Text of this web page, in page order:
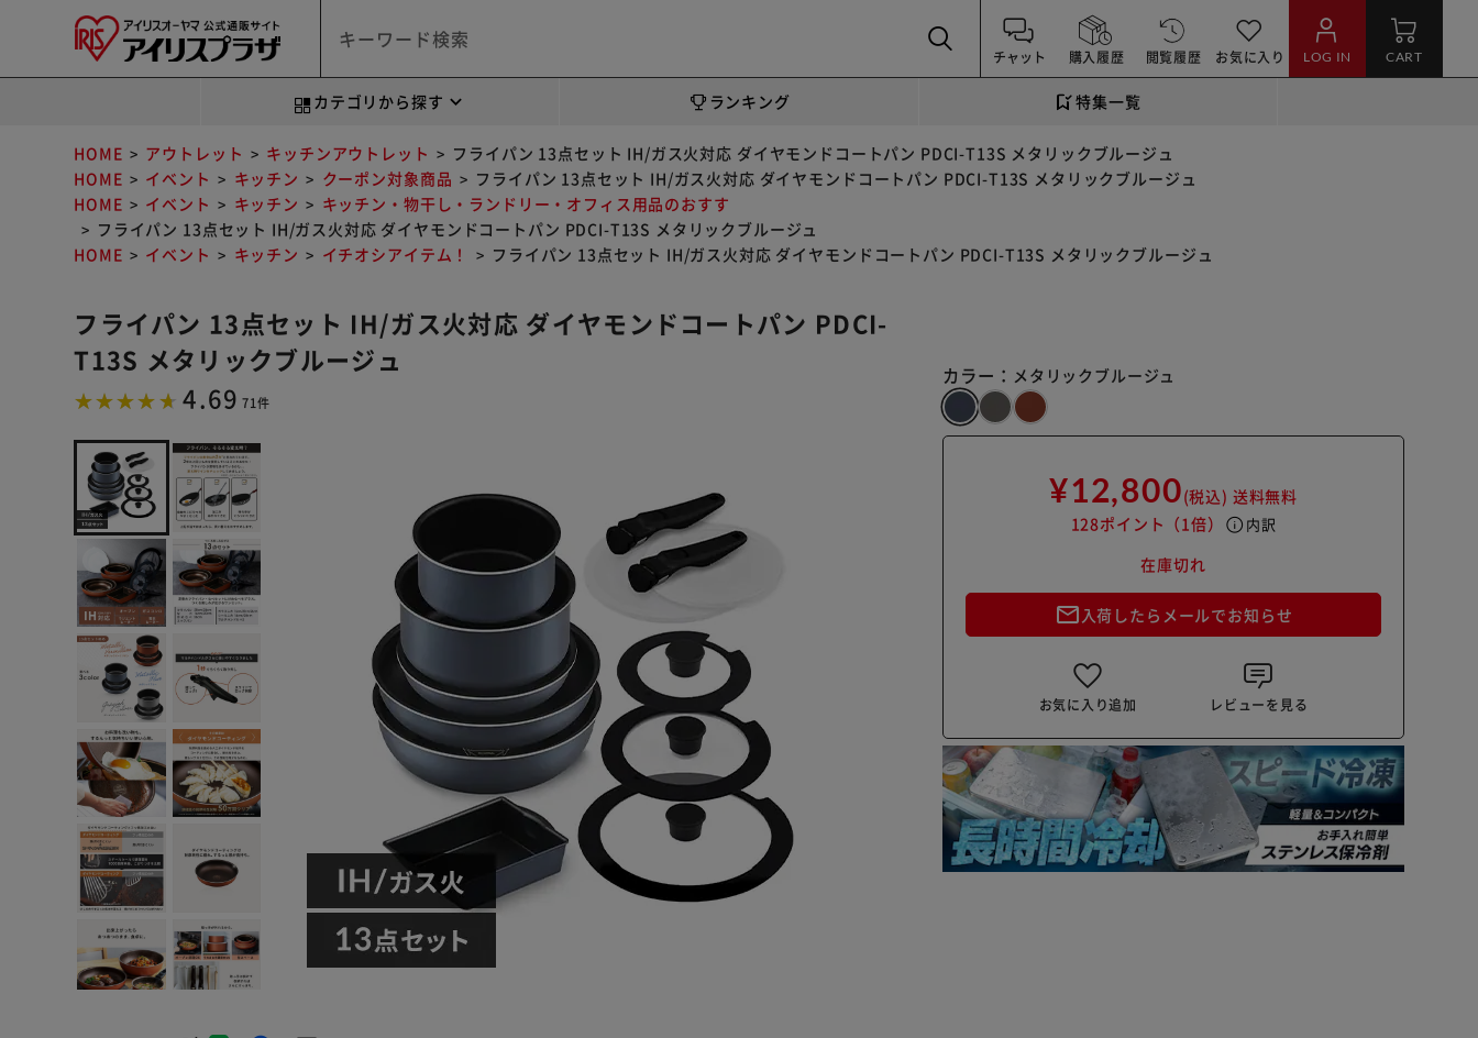
チャット 購入履歴 閲覧履歴 お気に入り LOG IN CART
カテゴリから探す ランキング 特集一覧
HOME アウトレット キッチンアウトレット
フライパン 13点セット IH/ガス火対応 ダイヤモンドコートパン PDCI-T13S メタリックブルージュ
HOME
イベント キッチン クーポン対象商品
フライパン 13点セット IH/ガス火対応 ダイヤモンドコートパン PDCI-T13S メタリックブルージュ
HOME
イベント キッチン
キッチン・物干し・ランドリー・オフィス用品のおすす
フライパン 13点セット IH/ガス火対応 ダイヤモンドコートパン PDCI-T13S メタリックブルージュ
HOME
イベント キッチン イチオシアイテム！ フライパン 13点セット IH/ガス火対応 ダイヤモンドコートパン PDCI-T13S メタリックブルージュ
フライパン 13点セット IH/ガス火対応 ダイヤモンドコートパン PDCI-
T13S メタリックブルージュ
4.69 71件
カラー： メタリックブルージュ
¥12,800(税込) 送料無料
128ポイント （1倍） info 内訳
在庫切れ
mail_outline 入荷したらメールでお知らせ
お気に入り追加 レビューを見る